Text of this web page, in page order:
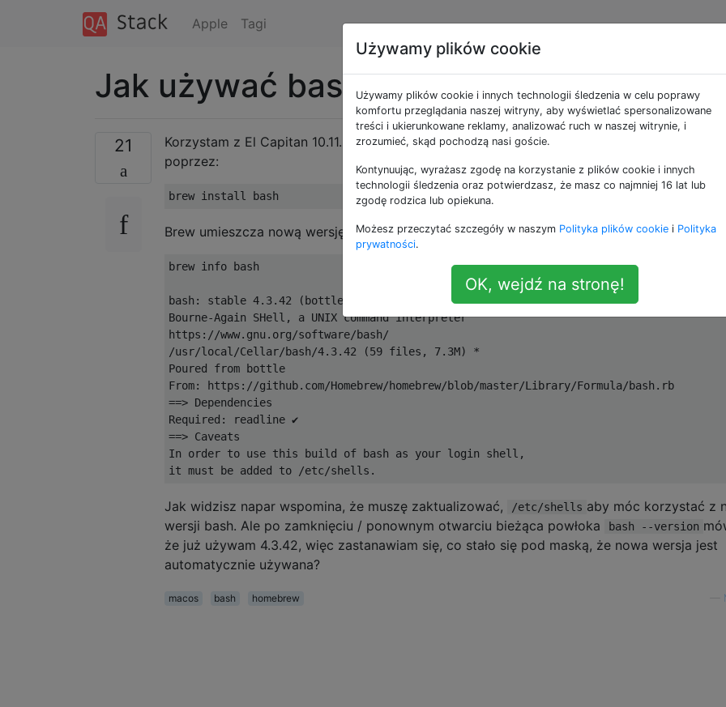
Apple Tagi
Jak używać bash jako domyślnej
21
Korzystam z El Capitan 10.11.3 z wersją bash 3.x, więc postanowiłem zaktualizować bash
poprzez:
brew install bash
Brew umieszcza nową wersję bash pod / usr / local / Cellar / bash:
brew info bash
bash : stable 4.3.42 (bottled beta
Bourne-Again SHell ,
a UNIX command interpreter
https ://www. gnu . org/software/bash/
/usr/local /Cellar/bash/4.3.42 (59 files , 7.3M)
*
Poured
From: https ://github. com/Homebrew/homebrew/blob/master/Library/Formula/bash .
==> Dependencies
Required : readline ✔
==> Caveats
In order to use this build of bash as your login shell ,
it must be added to
/etc/shells .
Jak widzisz napar wspomina, że ​​muszę zaktualizować, /etc/shells aby móc korzystać z
wersji bash. Ale po zamknięciu / ponownym otwarciu bieżąca powłoka
bash --version
że już używam 4.3.42, więc zastanawiam się, co stało się pod maską, że nowa wersja jest
automatycznie używana?
macos bash homebrew
Używamy plików cookie
Używamy plików cookie i innych technologii śledzenia w celu poprawy
komfortu przeglądania naszej witryny, aby wyświetlać spersonalizowane
treści i ukierunkowane reklamy, analizować ruch w naszej witrynie, i
zrozumieć, skąd pochodzą nasi goście.
Kontynuując, wyrażasz zgodę na korzystanie z plików cookie i innych
technologii śledzenia oraz potwierdzasz, że masz co najmniej 16 lat lub
zgodę rodzica lub opiekuna.
Możesz przeczytać szczegóły w naszym Polityka plików cookie i Polityka
prywatności.
OK, wejdź na stronę!